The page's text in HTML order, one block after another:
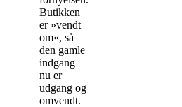
Butikken
er »vendt
om«, så
den gamle
indgang
nu er
udgang og
omvendt.